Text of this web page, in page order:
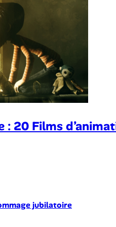
20 Films
jubilatoire